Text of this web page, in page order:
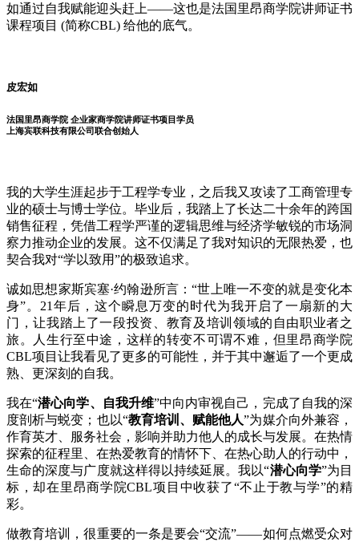
如通过自我赋能迎头赶上——这也是法国里昂商学院讲师证书
课程项目 (简称CBL) 给他的底气。
皮宏如
法国里昂商学院 企业家商学院讲师证书项目学员
上海宾联科技有限公司联合创始人
我的大学生涯起步于工程学专业，之后我又攻读了工商管理专
业的硕士与博士学位。毕业后，我踏上了长达二十余年的跨国
销售征程，凭借工程学严谨的逻辑思维与经济学敏锐的市场洞
察力推动企业的发展。这不仅满足了我对知识的无限热爱，也
契合我对“学以致用”的极致追求。
诚如思想家斯宾塞·约翰逊所言：“世上唯一不变的就是变化本
身”。21年后，这个瞬息万变的时代为我开启了一扇新的大
门，让我踏上了一段投资、教育及培训领域的自由职业者之
旅。人生行至中途，这样的转变不可谓不难，但里昂商学院
CBL项目让我看见了更多的可能性，并于其中邂逅了一个更成
熟、更深刻的自我。
我在“潜心向学、自我升维”中向内审视自己，完成了自我的深
度剖析与蜕变；也以“教育培训、赋能他人”为媒介向外兼容，
作育英才、服务社会，影响并助力他人的成长与发展。在热情
探索的征程里、在热爱教育的情怀下、在热心助人的行动中，
生命的深度与广度就这样得以持续延展。我以“潜心向学”为目
标，却在里昂商学院CBL项目中收获了“不止于教与学”的精
彩。
做教育培训，很重要的一条是要会“交流”——如何点燃受众对